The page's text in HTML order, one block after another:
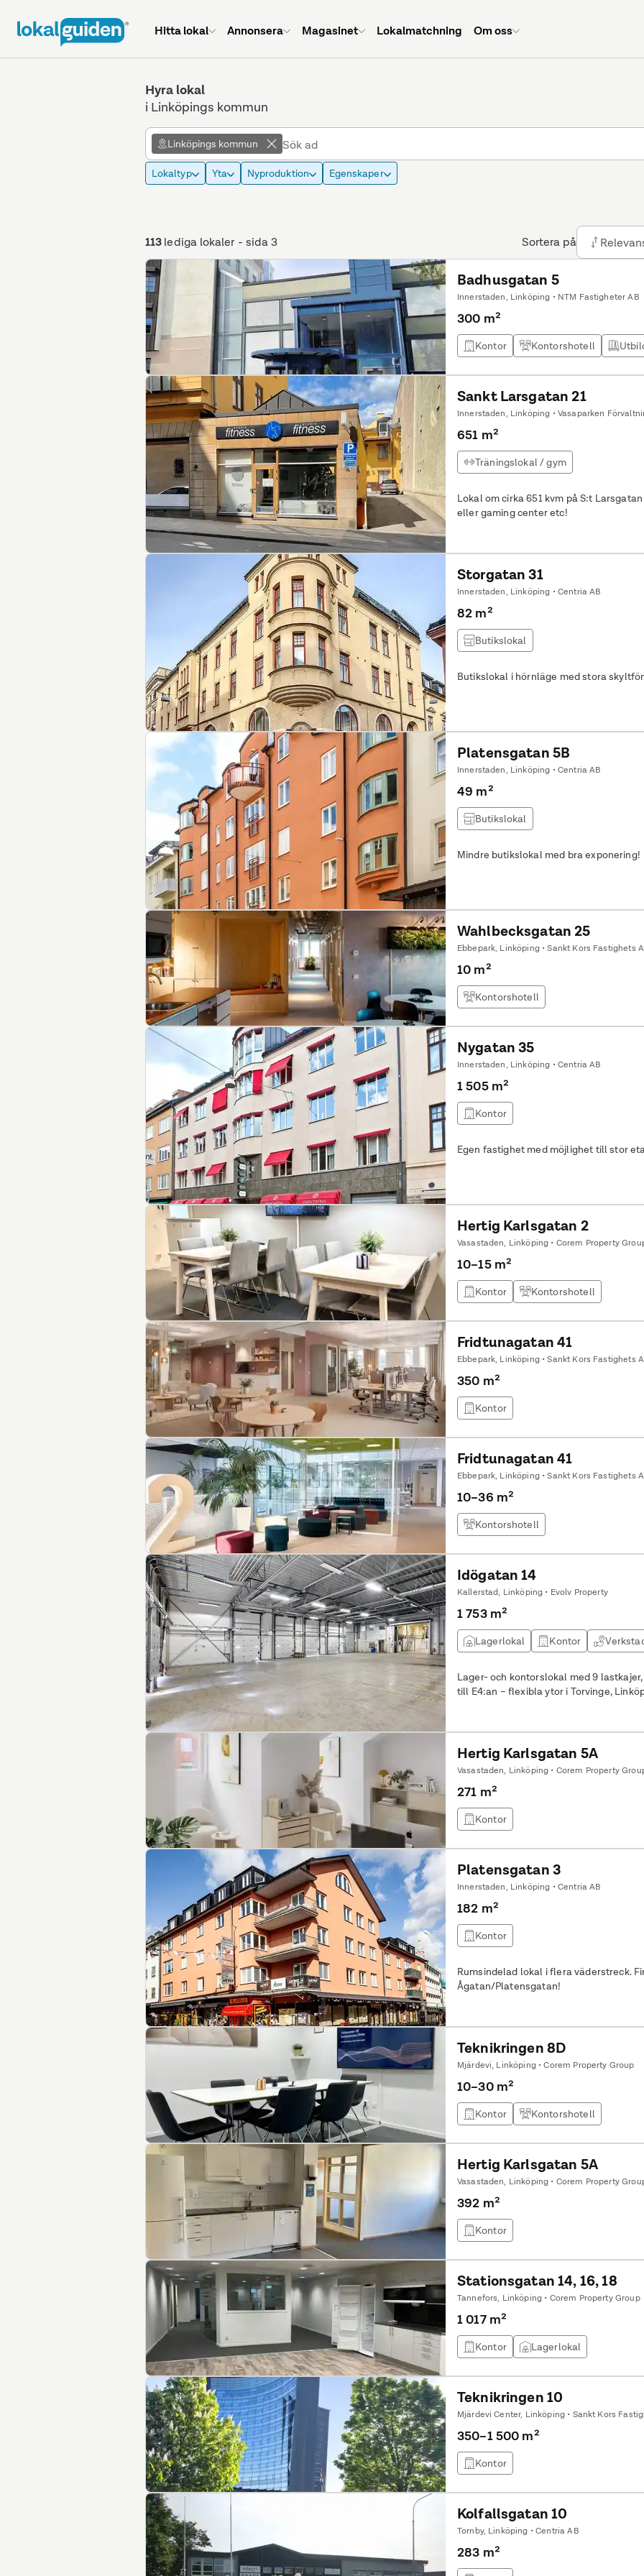
Hitta lokal Annonsera Magasinet Lokalmatchning Om oss
Hyra lokal
i Linköpings kommun
Linköpings kommun
Lokaltyp Yta Nyproduktion Egenskaper
113lediga lokaler - sida 3 Sortera på
Badhusgatan 5
Innerstaden, Linköping • NTM Fastigheter AB
300 m²
Kontor Kontorshotell
Sankt Larsgatan 21
Innerstaden, Linköping • Vasaparken
651 m²
Träningslokal / gym
Lokal om cirka 651 kvm på S:t
eller gaming center etc!
Storgatan 31
Innerstaden, Linköping • Centria AB
82 m²
Butikslokal
Butikslokal i hörnläge med stora
Platensgatan 5B
Innerstaden, Linköping • Centria AB
49 m²
Butikslokal
Mindre butikslokal med bra exponering!
Wahlbecksgatan 25
Ebbepark, Linköping • Sankt Kors Fastighets
10 m²
Kontorshotell
Nygatan 35
Innerstaden, Linköping • Centria AB
1 505 m²
Kontor
Egen fastighet med möjlighet till stor
Hertig Karlsgatan 2
Vasastaden, Linköping • Corem Property
10–15 m²
Kontor Kontorshotell
Fridtunagatan 41
Ebbepark, Linköping • Sankt Kors Fastighets
350 m²
Kontor
Fridtunagatan 41
Ebbepark, Linköping • Sankt Kors Fastighets
10–36 m²
Kontorshotell
Idögatan 14
Kallerstad, Linköping • Evolv Property
1 753 m²
Lagerlokal Kontor
Lager- och kontorslokal med 9
till E4:an – flexibla ytor i Torvinge,
Hertig Karlsgatan 5A
Vasastaden, Linköping • Corem Property
271 m²
Kontor
Platensgatan 3
Innerstaden, Linköping • Centria AB
182 m²
Kontor
Rumsindelad lokal i flera väderstreck.
Ågatan/Platensgatan!
Teknikringen 8D
Mjärdevi, Linköping • Corem Property Group
10–30 m²
Kontor Kontorshotell
Hertig Karlsgatan 5A
Vasastaden, Linköping • Corem Property
392 m²
Kontor
Stationsgatan 14, 16, 18
Tannefors, Linköping • Corem Property Group
1 017 m²
Kontor Lagerlokal
Teknikringen 10
Mjärdevi Center, Linköping • Sankt Kors
350–1 500 m²
Kontor
Kolfallsgatan 10
Tornby, Linköping • Centria AB
283 m²